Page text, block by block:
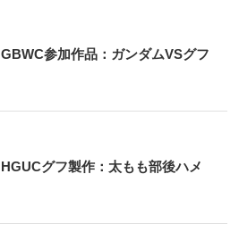
GBWC参加作品：ガンダムVSグフ
HGUCグフ製作：太もも部後ハメ